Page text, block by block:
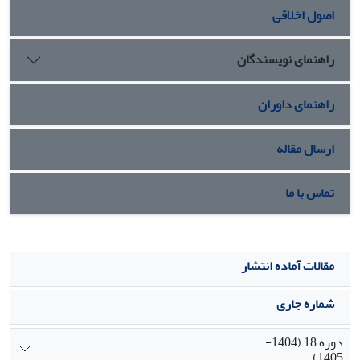
اصول اخلاقی
راهنمای نویسندگان
راهنمای داوران
ارسال مقاله
تماس با ما
مقالات آماده انتشار
شماره جاری
دوره 18 (1404-